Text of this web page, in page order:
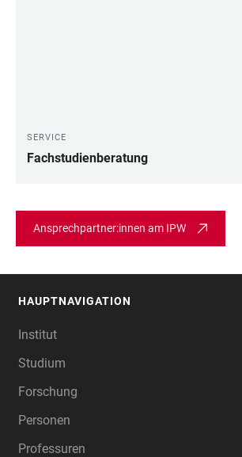
SERVICE
Fachstudienberatung
Ansprechpartner:innen am IPW
HAUPTNAVIGATION
Institut
Studium
Forschung
Personen
Professuren